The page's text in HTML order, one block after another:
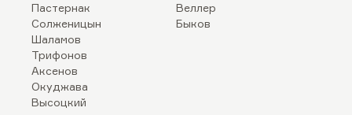
Пастернак
Солженицын
Шаламов
Трифонов
Аксенов
Окуджава
Высоцкий
Веллер
Быков